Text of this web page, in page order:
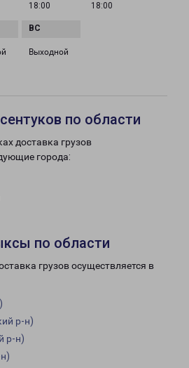
18:00
18:00
Выходной
по области
доставка грузов
города:
по области
грузов осуществляется в
р-н)
р-н)